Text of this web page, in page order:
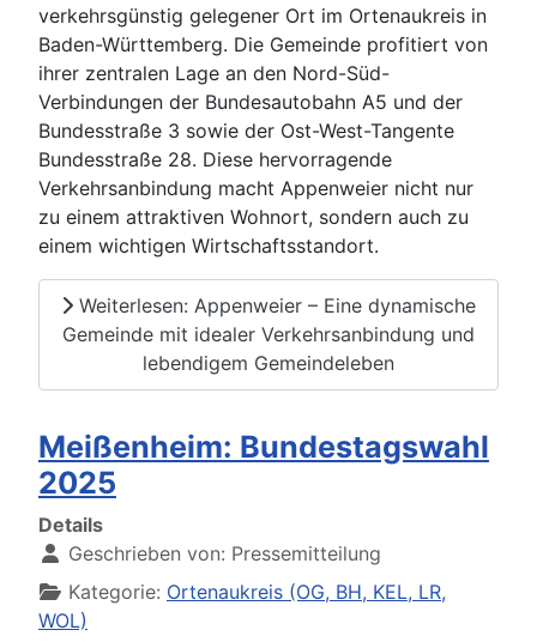
verkehrsgünstig gelegener Ort im Ortenaukreis in
Baden-Württemberg. Die Gemeinde profitiert von
ihrer zentralen Lage an den Nord-Süd-
Verbindungen der Bundesautobahn A5 und der
Bundesstraße 3 sowie der Ost-West-Tangente
Bundesstraße 28. Diese hervorragende
Verkehrsanbindung macht Appenweier nicht nur
zu einem attraktiven Wohnort, sondern auch zu
einem wichtigen Wirtschaftsstandort.
Weiterlesen: Appenweier – Eine dynamische
Gemeinde mit idealer Verkehrsanbindung und
lebendigem Gemeindeleben
Meißenheim: Bundestagswahl
2025
Details
Geschrieben von: Pressemitteilung
Kategorie: Ortenaukreis (OG, BH, KEL, LR,
WOL)